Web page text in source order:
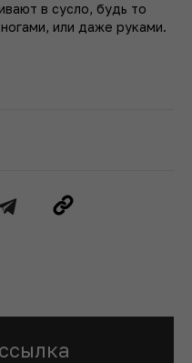
в сусло, будь то
или даже руками.